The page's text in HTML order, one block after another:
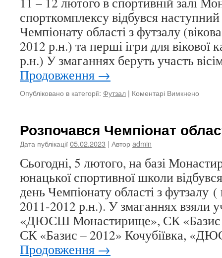
спорткомплексу відбувся
Чемпіонату області з футзалу
2012 р.н.) та перші ігри для вікової
р.н.) У змаганнях беруть участь
Продовження →
Опубліковано в категорії: Футзал | Коментарі Вимкнено
області
Розпочався Чемпіонат
Дата публікації05.02.2023 | Авторadmin
Сьогодні, 5 лютого, на базі
юнацької спортивної школи
день Чемпіонату області з футзалу (
2011-2012 р.н.). У змаганнях взяли
«ДЮСШ Монастирище», СК «Базис –
СК «Базис – 2012» Кочубіївка,
Продовження →